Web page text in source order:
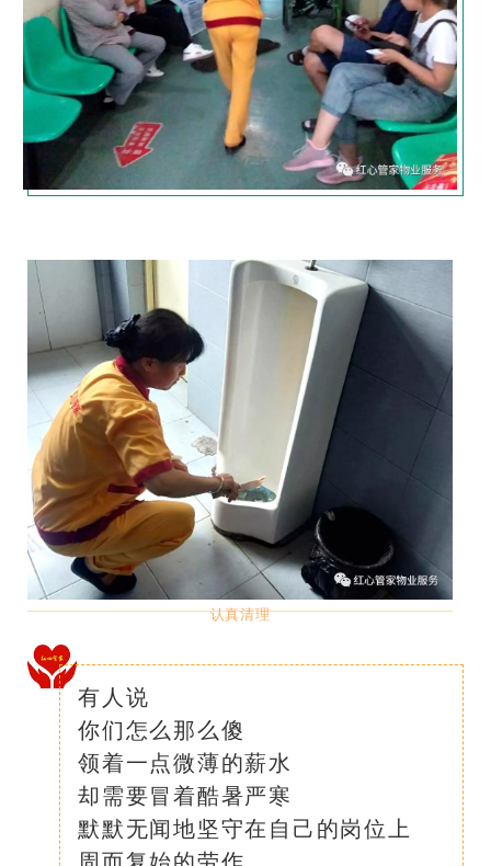
认真清理
有人说
你们怎么那么傻
领着一点微薄的薪水
却需要冒着酷暑严寒
默默无闻地坚守在自己的岗位上